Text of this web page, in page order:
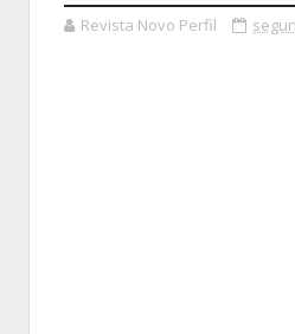
Revista Novo Perfil